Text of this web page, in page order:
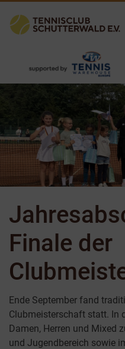
Finale der
Ende September fand
Clubmeisterschaft statt. In
Damen, Herren und Mixed
und Jugendbereich sowie